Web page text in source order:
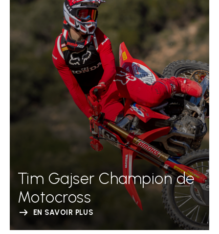
Tim Gajser Champion de
Motocross
EN SAVOIR PLUS